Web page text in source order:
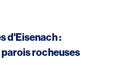
d'Eisenach :
rocheuses